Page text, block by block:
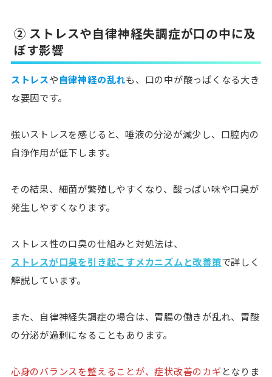
② ストレスや自律神経失調症が口の中に及
ぼす影響
ストレスや自律神経の乱れも、口の中が酸っぱくなる大き
な要因です。
強いストレスを感じると、唾液の分泌が減少し、口腔内の
自浄作用が低下します。
その結果、 細菌が繁殖しやすくなり、酸っぱい味や口臭が
発生しやすくなります。
ストレス性の口臭の仕組みと対処法は、
ストレスが口臭を引き起こすメカニズムと改善策で詳しく
解説しています。
また、自律神経失調症の場合は、胃腸の働きが乱れ、胃酸
の分泌が過剰になることもあります。
心身のバランスを整えることが、症状改善のカギ となりま